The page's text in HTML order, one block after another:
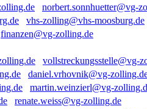
norbert.sonnhuetter@vg-
vhs-zolling@vhs-moosburg.de
finanzen@vg-zolling.de
vollstreckungsstelle@vg-
daniel.vrhovnik@vg-
martin.weinzierl@vg-
renate.weiss@vg-zolling.de